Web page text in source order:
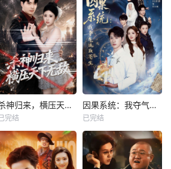
杀神归来，横压天下无敌
完结
因果系统：我夺气运救苍生
已完结